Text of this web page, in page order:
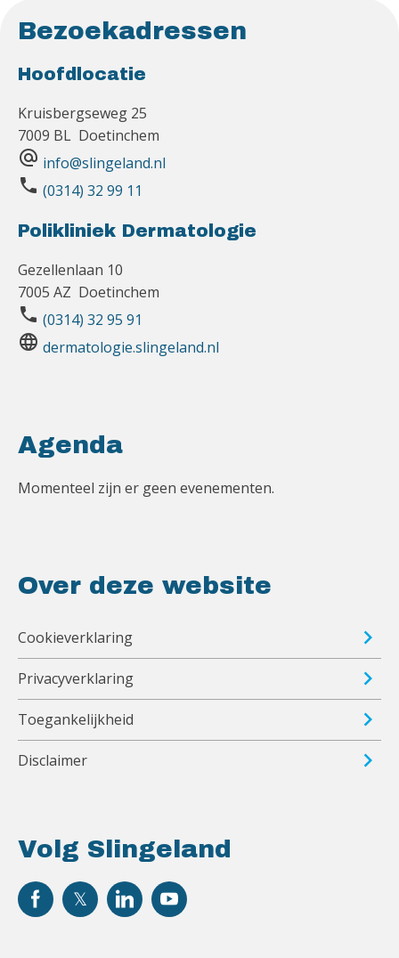
Bezoekadressen
Hoofdlocatie
Kruisbergseweg 25
7009 BL Doetinchem
alternate_email info@slingeland.nl
phone (0314) 32 99 11
Polikliniek Dermatologie
Gezellenlaan 10
7005 AZ Doetinchem
phone (0314) 32 95 91
language dermatologie.slingeland.nl
Volg Slingeland
Agenda
Momenteel zijn er geen evenementen.
Over deze website
Cookieverklaring
Privacyverklaring
Toegankelijkheid
Disclaimer